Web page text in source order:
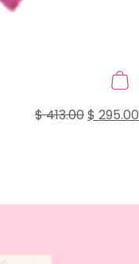
$413.00El
$ 295.00